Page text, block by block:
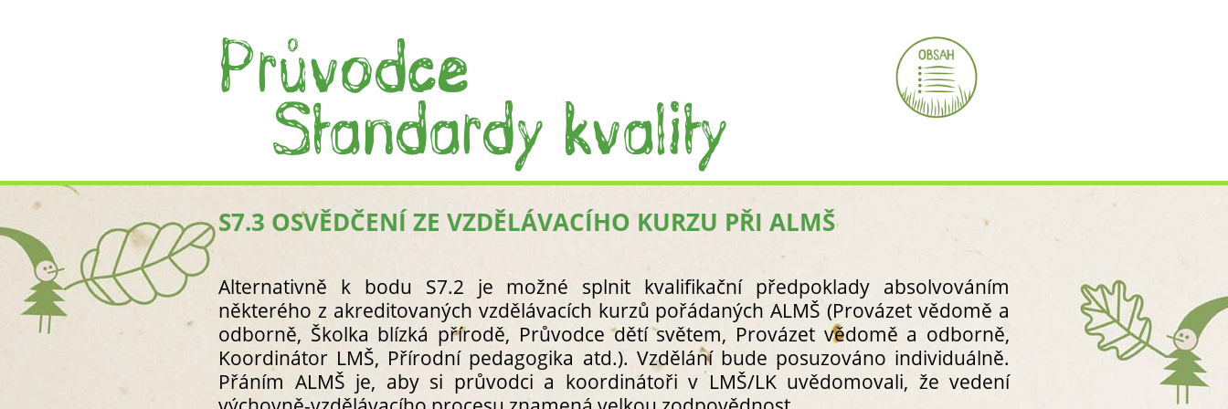
ÚVOD
PRÁCE S PRŮVODCEM STANDARDY KVALITY
I. PROCEDURÁLNÍ STANDARDY
S1. CÍLE A PODMÍNKY VZDĚLÁVÁNÍ
S1.1 STANOVY ČI JINÝ USTAVUJÍCÍ DOKUMENT
S1.2 ŠKOLNÍ VZDĚLÁVACÍ PROGRAM (ŠVP) V SOULADU S
RVP PV
S7.3 OSVĚDČENÍ ZE VZDĚLÁVACÍHO KURZU PŘI ALMŠ
Alternativně k bodu S7.2 je možné splnit kvalifikační předpoklady absolvováním
některého z akreditovaných vzdělávacích kurzů pořádaných ALMŠ (Provázet vědomě a
odborně, Školka blízká přírodě, Průvodce dětí světem, Provázet vědomě a odborně,
Koordinátor LMŠ, Přírodní pedagogika atd.). Vzdělání bude posuzováno individuálně.
Přáním ALMŠ je, aby si průvodci a koordinátoři v LMŠ/LK uvědomovali, že vedení